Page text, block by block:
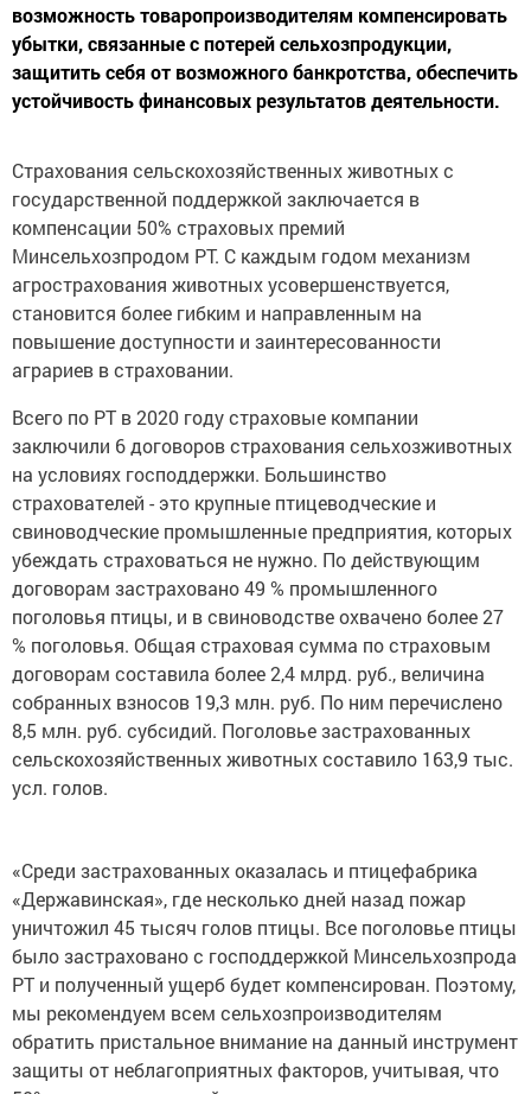
возможность товаропроизводителям компенсировать
убытки, связанные с потерей сельхозпродукции,
защитить себя от возможного банкротства, обеспечить
устойчивость финансовых результатов деятельности.
Страхования сельскохозяйственных животных с
государственной поддержкой заключается в
компенсации 50% страховых премий
Минсельхозпродом РТ. С каждым годом механизм
агрострахования животных усовершенствуется,
становится более гибким и направленным на
повышение доступности и заинтересованности
аграриев в страховании.
Всего по РТ в 2020 году страховые компании
заключили 6 договоров страхования сельхозживотных
на условиях господдержки. Большинство
страхователей - это крупные птицеводческие и
свиноводческие промышленные предприятия, которых
убеждать страховаться не нужно. По действующим
договорам застраховано 49 % промышленного
поголовья птицы, и в свиноводстве охвачено более 27
% поголовья. Общая страховая сумма по страховым
договорам составила более 2,4 млрд. руб., величина
собранных взносов 19,3 млн. руб. По ним перечислено
8,5 млн. руб. субсидий. Поголовье застрахованных
сельскохозяйственных животных составило 163,9 тыс.
усл. голов.
«Среди застрахованных оказалась и птицефабрика
«Державинская», где несколько дней назад пожар
уничтожил 45 тысяч голов птицы. Все поголовье птицы
было застраховано с господдержкой Минсельхозпрода
РТ и полученный ущерб будет компенсирован. Поэтому,
мы рекомендуем всем сельхозпроизводителям
обратить пристальное внимание на данный инструмент
защиты от неблагоприятных факторов, учитывая, что